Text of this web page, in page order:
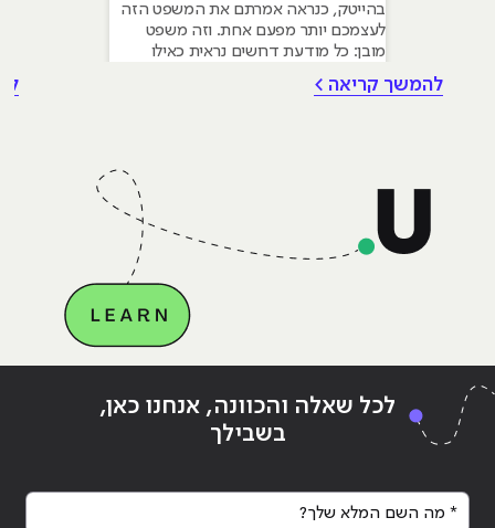
בהייטק, כנראה אמרתם את המשפט הזה
לעצמכם יותר מפעם אחת. וזה משפט
מובן: כל מודעת דרושים נראית כאילו
כבר נגע במוצר אמיתי, כבר צבר ביטחון.
Continue reading
מלאכותית (AI)?"
להמשך קריאה >
לכל שאלה והכוונה, אנחנו כאן,
בשבילך
* מה השם המלא שלך?